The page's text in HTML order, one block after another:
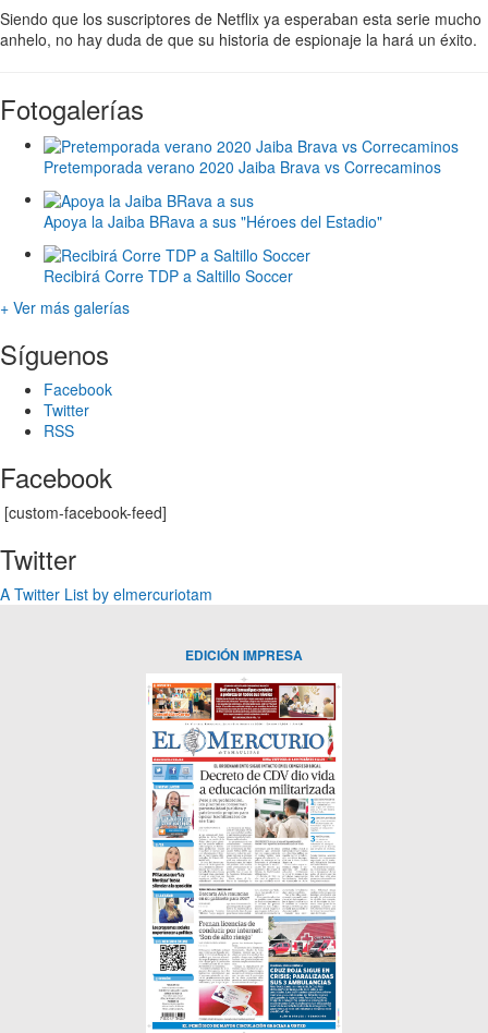
Siendo que los suscriptores de Netflix ya esperaban esta serie mucho
anhelo, no hay duda de que su historia de espionaje la hará un éxito.
Fotogalerías
Pretemporada verano 2020 Jaiba Brava vs Correcaminos
Apoya la Jaiba BRava a sus "Héroes del Estadio"
Recibirá Corre TDP a Saltillo Soccer
+ Ver más galerías
Síguenos
Facebook
Twitter
RSS
Facebook
[custom-facebook-feed]
Twitter
A Twitter List by elmercuriotam
EDICIÓN IMPRESA